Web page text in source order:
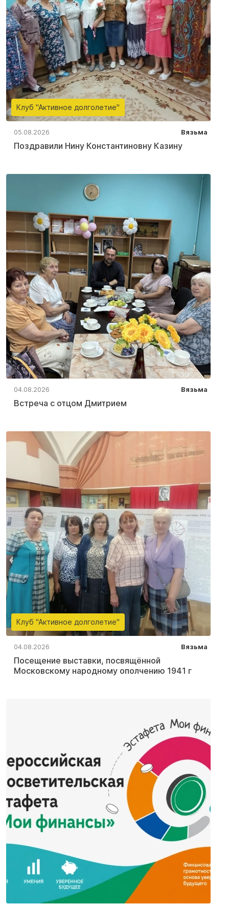
Клуб "Активное долголетие"
05.08.2026 Вязьма
Поздравили Нину Константиновну Казину
04.08.2026 Вязьма
Встреча с отцом Дмитрием
Клуб "Активное долголетие"
04.08.2026 Вязьма
Посещение выставки, посвящённой
Московскому народному ополчению 1941 г